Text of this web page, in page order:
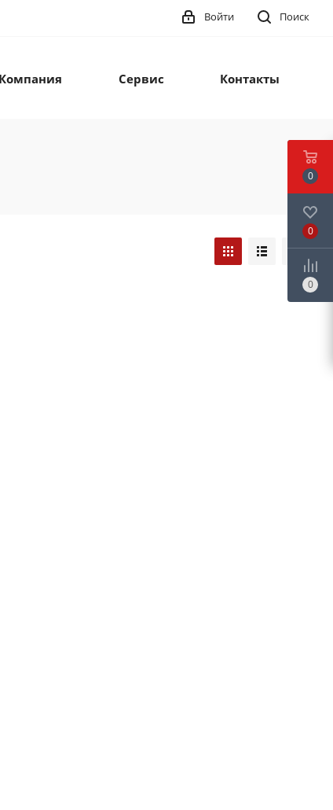
Поиск
Войти
Компания Сервис Контакты
0
0
0